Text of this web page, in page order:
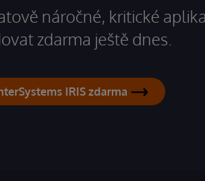
náročné, kritické
zdarma ještě dnes.
IRIS zdarma